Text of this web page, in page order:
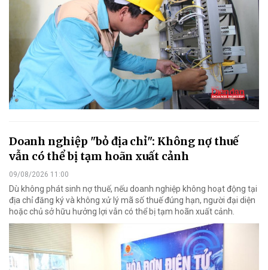
Doanh nghiệp "bỏ địa chỉ": Không nợ thuế
vẫn có thể bị tạm hoãn xuất cảnh
09/08/2026 11:00
Dù không phát sinh nợ thuế, nếu doanh nghiệp không hoạt động tại
địa chỉ đăng ký và không xử lý mã số thuế đúng hạn, người đại diện
hoặc chủ sở hữu hưởng lợi vẫn có thể bị tạm hoãn xuất cảnh.